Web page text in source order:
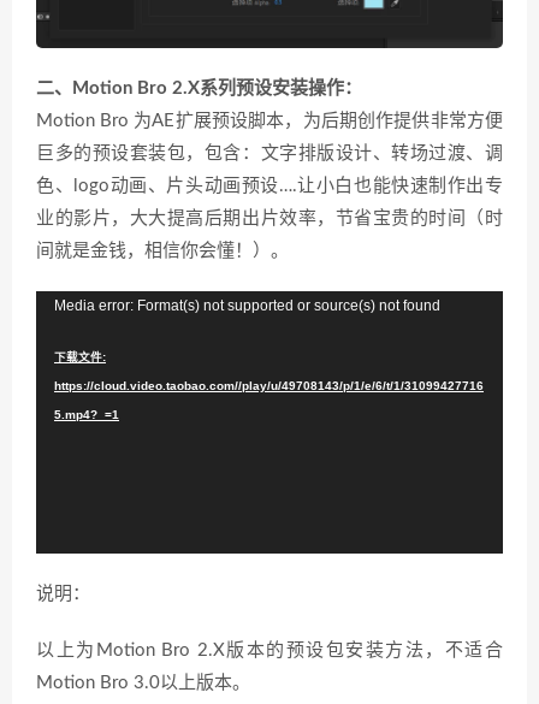
二、Motion Bro 2.X系列预设安装操作：
Motion Bro 为AE扩展预设脚本，为后期创作提供非常方便
巨多的预设套装包，包含：文字排版设计、转场过渡、调
色、logo动画、片头动画预设….让小白也能快速制作出专
业的影片，大大提高后期出片效率，节省宝贵的时间（时
间就是金钱，相信你会懂！）。
Media error: Format(s) not supported or source(s) not found
下载文件:
https://cloud.video.taobao.com//play/u/49708143/p/1/e/6/t/1/31099427716
5.mp4?_=1
说明：
以上为Motion Bro 2.X版本的预设包安装方法，不适合
Motion Bro 3.0以上版本。